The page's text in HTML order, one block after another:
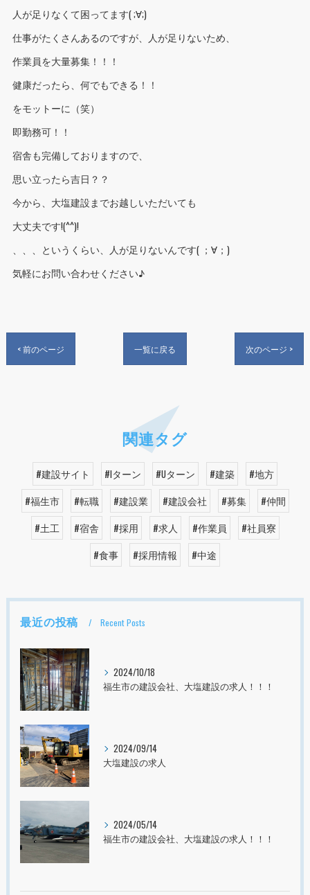
人が足りなくて困ってます( ;∀;)
仕事がたくさんあるのですが、人が足りないため、
作業員を大量募集！！！
健康だったら、何でもできる！！
をモットーに（笑）
即勤務可！！
宿舎も完備しておりますので、
思い立ったら吉日？？
今から、大塩建設までお越しいただいても
大丈夫です!(^^)!
、、、というくらい、人が足りないんです( ；∀；)
気軽にお問い合わせください♪
< 前のページ 一覧に戻る 次のページ >
関連タグ
#建設サイト #Iターン #Uターン #建築
#地方
#福生市
#転職 #建設業 #建設会社 #募集
#仲間
#土工
#宿舎 #採用 #求人 #作業員
#社員寮
#食事
#採用情報 #中途
最近の投稿 Recent Posts
2024/10/18
福生市の建設会社、大塩建設の求人！！！
2024/09/14
大塩建設の求人
2024/05/14
福生市の建設会社、大塩建設の求人！！！